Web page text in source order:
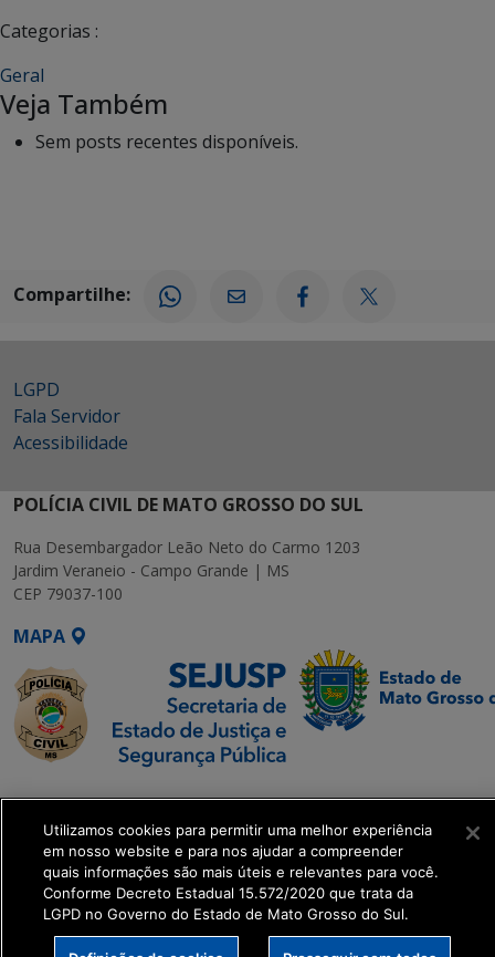
Categorias :
Geral
Veja Também
Sem posts recentes disponíveis.
Compartilhe:
LGPD
Fala Servidor
Acessibilidade
POLÍCIA CIVIL DE MATO GROSSO DO SUL
Rua Desembargador Leão Neto do Carmo 1203
Jardim Veraneio - Campo Grande | MS
CEP 79037-100
MAPA
SETDIG | Secretaria-
Executiva de
Transformação Digital
get_footer();
Utilizamos cookies para permitir uma melhor experiência
em nosso website e para nos ajudar a compreender
quais informações são mais úteis e relevantes para você.
Conforme Decreto Estadual 15.572/2020 que trata da
LGPD no Governo do Estado de Mato Grosso do Sul.